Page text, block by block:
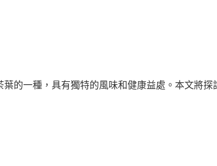
的一種，具有獨特的風味和健康益處。本文將